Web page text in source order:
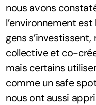
nous avons
l’environnement
gens
collective et co-
mais certains
comme un safe
nous ont aussi